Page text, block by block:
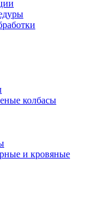
колбасы
и кровяные